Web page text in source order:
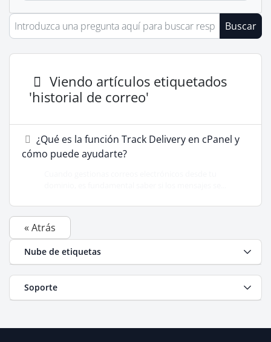
Buscar
Viendo artículos etiquetados
'historial de correo'
¿Qué es la función Track Delivery en cPanel y
cómo puede ayudarte?
« Atrás
Nube de etiquetas
Soporte